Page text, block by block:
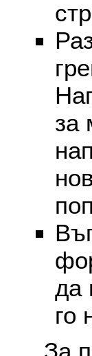
за
да
го